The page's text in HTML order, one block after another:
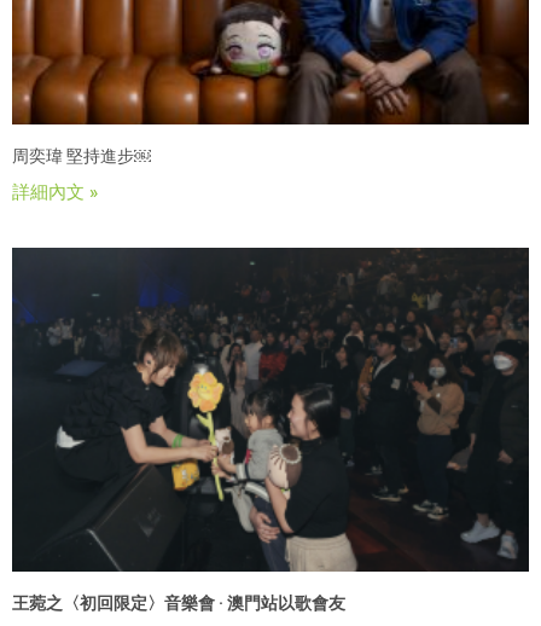
周奕瑋 堅持進步￼
詳細內文 »
王菀之〈初回限定〉音樂會 · 澳門站以歌會友